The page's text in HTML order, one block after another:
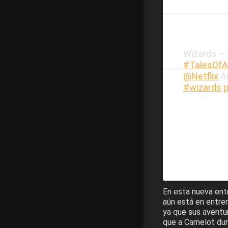
Wizards –
@Netflix
#wizards
En esta nueva
aún está en
ya que sus
que a Camelot